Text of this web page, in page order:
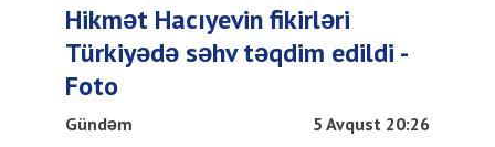
Hikmət Hacıyevin fikirləri
Türkiyədə səhv təqdim edildi -
Foto
Gündəm 5 Avqust 20:26